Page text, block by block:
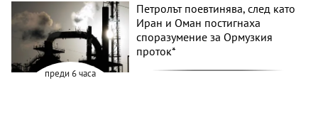
преди 6 часа
Петролът поевтинява, след като
Иран и Оман постигнаха
споразумение за Ормузкия
проток*